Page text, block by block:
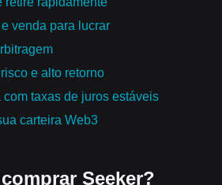
venda para lucrar
e alto retorno
taxas de juros estáveis
carteira Web3
Seeker?